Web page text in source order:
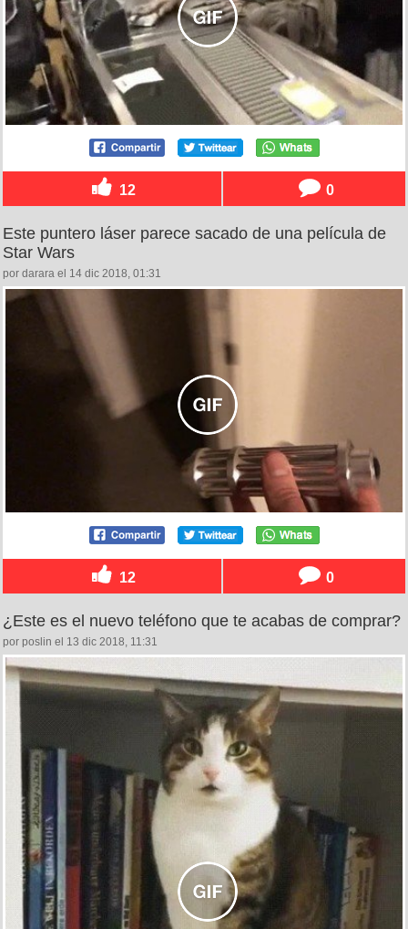
12 0
Este puntero láser parece sacado de una película de
Star Wars
por darara el 14 dic 2018, 01:31
12 0
¿Este es el nuevo teléfono que te acabas de comprar?
por poslin el 13 dic 2018, 11:31